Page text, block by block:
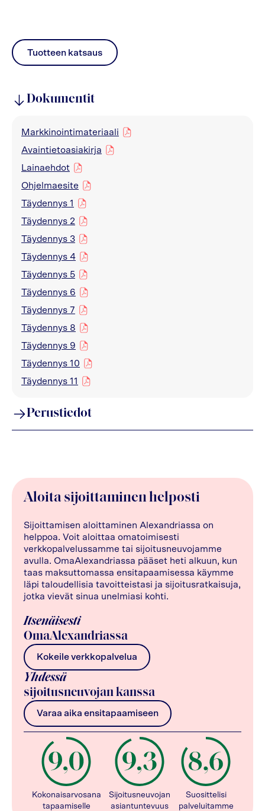
Tuotteen katsaus
pdf
Dokumentit
Markkinointimateriaali
pdf
Avaintietoasiakirja
pdf
Lainaehdot
pdf
Ohjelmaesite
pdf
Täydennys 1
pdf
Täydennys 2
pdf
Täydennys 3
pdf
Täydennys 4
pdf
Täydennys 5
pdf
Täydennys 6
pdf
Täydennys 7
pdf
Täydennys 8
pdf
Täydennys 9
pdf
Täydennys 10
pdf
Täydennys 11
pdf
Perustiedot
Aloita sijoittaminen helposti
Sijoittamisen aloittaminen Alexandriassa on
helppoa. Voit aloittaa omatoimisesti
verkkopalvelussamme tai sijoitusneuvojamme
avulla. OmaAlexandriassa pääset heti alkuun, kun
taas maksuttomassa ensitapaamisessa käymme
läpi taloudellisia tavoitteistasi ja sijoitusratkaisuja,
jotka vievät sinua unelmiasi kohti.
Itsenäisesti
OmaAlexandriassa
Kokeile verkkopalvelua
Yhdessä
sijoitusneuvojan kanssa
Varaa aika ensitapaamiseen
Kokonaisarvosana
tapaamiselle
Sijoitusneuvojan
asiantuntevuus
Suosittelisi
palveluitamme